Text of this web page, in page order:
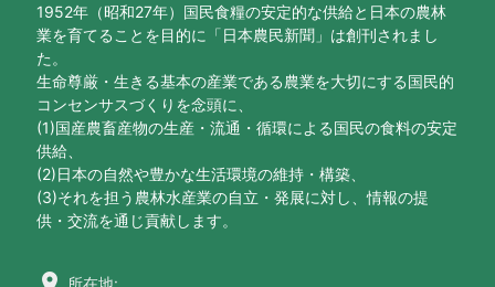
1952年（昭和27年）国民食糧の安定的な供給と日本の農林
業を育てることを目的に「日本農民新聞」は創刊されまし
た。
生命尊厳・生きる基本の産業である農業を大切にする国民的
コンセンサスづくりを念頭に、
(1)国産農畜産物の生産・流通・循環による国民の食料の安定
供給、
(2)日本の自然や豊かな生活環境の維持・構築、
(3)それを担う農林水産業の自立・発展に対し、情報の提
供・交流を通じ貢献します。
所在地: